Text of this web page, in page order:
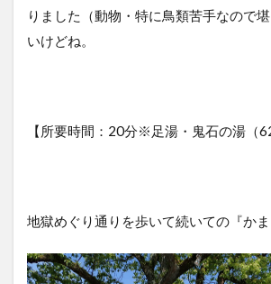
りました（動物・特に鳥類苦手なので
いけどね。
【所要時間：20分※足湯・鬼石の湯（
地獄めぐり通りを歩いて続いての『か